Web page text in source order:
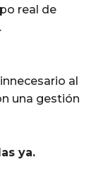
real de
al
una gestión
ya.